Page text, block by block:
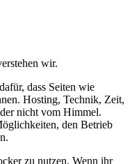
wir.
dass Seiten wie
Hosting, Technik, Zeit,
nicht vom Himmel.
den Betrieb
zu nutzen. Wenn ihr